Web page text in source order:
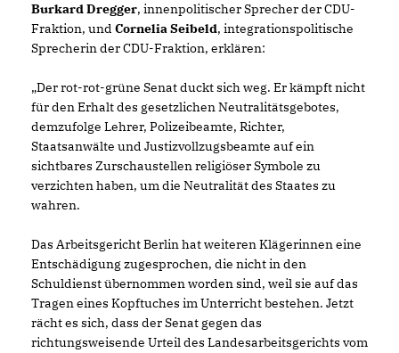
Burkard Dregger, innenpolitischer Sprecher der CDU-
Fraktion, und Cornelia Seibeld, integrationspolitische
Sprecherin der CDU-Fraktion, erklären:
Der rot-rot-grüne Senat duckt sich weg. Er kämpft nicht
für den Erhalt des gesetzlichen Neutralitätsgebotes,
demzufolge Lehrer, Polizeibeamte, Richter,
Staatsanwälte und Justizvollzugsbeamte auf ein
sichtbares Zurschaustellen religiöser Symbole zu
verzichten haben, um die Neutralität des Staates zu
wahren.
Das Arbeitsgericht Berlin hat weiteren Klägerinnen eine
Entschädigung zugesprochen, die nicht in den
Schuldienst übernommen worden sind, weil sie auf das
Tragen eines Kopftuches im Unterricht bestehen. Jetzt
rächt es sich, dass der Senat gegen das
richtungsweisende Urteil des Landesarbeitsgerichts vom